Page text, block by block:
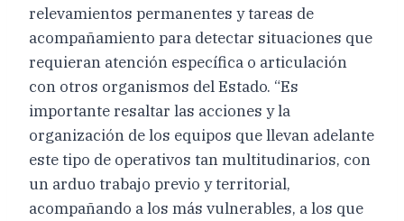
relevamientos permanentes y tareas de
acompañamiento para detectar situaciones que
requieran atención específica o articulación
con otros organismos del Estado. “Es
importante resaltar las acciones y la
organización de los equipos que llevan adelante
este tipo de operativos tan multitudinarios, con
un arduo trabajo previo y territorial,
acompañando a los más vulnerables, a los que